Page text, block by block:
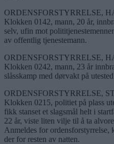
ORDENSFORSTYRRELSE,
Klokken 0142, mann, 20 år,
selv, ufin mot
av offentlig tjenestemann.
ORDENSFORSTYRRELSE,
Klokken 0242, mann, 23 år
slåsskamp med dørvakt på
ORDENSFORSTYRRELSE,
Klokken 0215, politiet på plass
fikk stanset et slagsmål helt i
22 år, viste liten vilje til å ta
Anmeldes for ordensforstyrrelse,
der for resten av natten.